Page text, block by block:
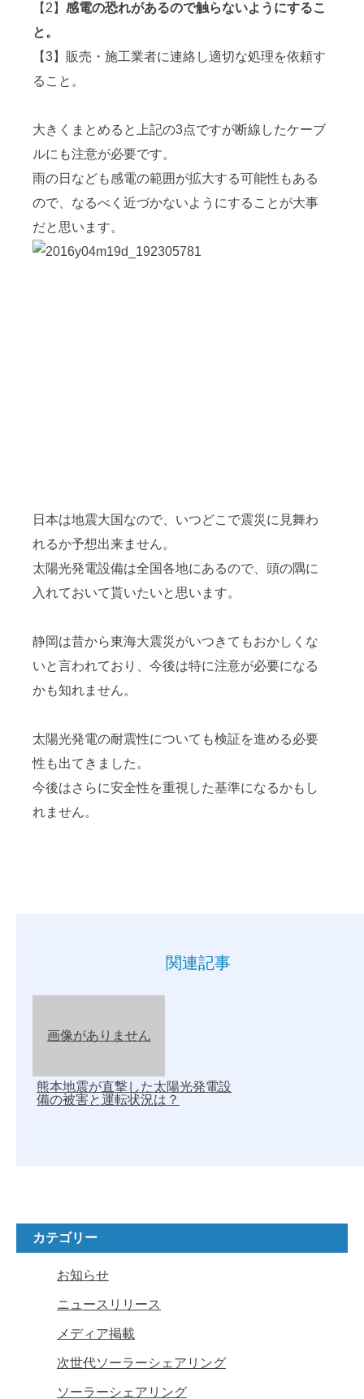
【2】感電の恐れがあるので触らないようにするこ
と。
【3】販売・施工業者に連絡し適切な処理を依頼す
ること。
大きくまとめると上記の3点ですが断線したケーブ
ルにも注意が必要です。
雨の日なども感電の範囲が拡大する可能性もある
ので、なるべく近づかないようにすることが大事
だと思います。
日本は地震大国なので、いつどこで震災に見舞わ
れるか予想出来ません。
太陽光発電設備は全国各地にあるので、頭の隅に
入れておいて貰いたいと思います。
静岡は昔から東海大震災がいつきてもおかしくな
いと言われており、今後は特に注意が必要になる
かも知れません。
太陽光発電の耐震性についても検証を進める必要
性も出てきました。
今後はさらに安全性を重視した基準になるかもし
れません。
関連記事
画像がありません
熊本地震が直撃した太陽光発電設
備の被害と運転状況は？
カテゴリー
お知らせ
ニュースリリース
メディア掲載
次世代ソーラーシェアリング
ソーラーシェアリング